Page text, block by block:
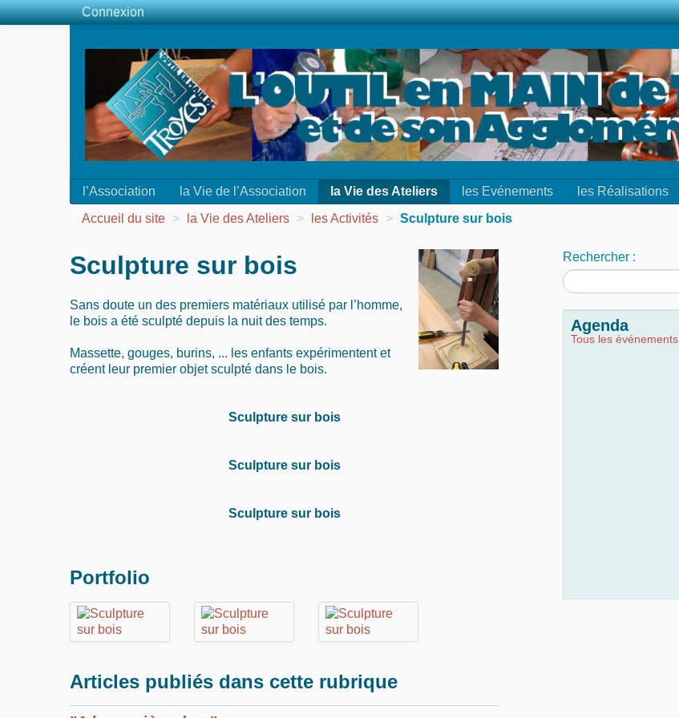
l’Association la Vie de l’Association la Vie des Ateliers les Evénements les Réalisations
Accueil du site > la Vie des Ateliers > les Activités > Sculpture sur bois
Sculpture sur bois
Sans doute un des premiers matériaux utilisé par l’homme,
le bois a été sculpté depuis la nuit des temps.
Massette, gouges, burins, ... les enfants expérimentent et
créent leur premier objet sculpté dans le bois.
Sculpture sur bois
Sculpture sur bois
Sculpture sur bois
Portfolio
Articles publiés dans cette rubrique
Rechercher :
Agenda
Tous les événements
Connexion